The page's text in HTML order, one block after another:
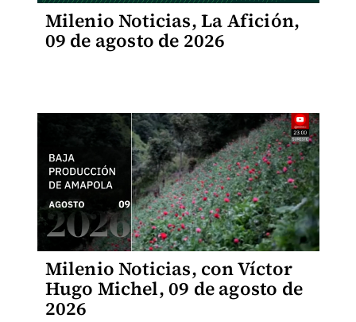
Milenio Noticias, La Afición,
09 de agosto de 2026
Milenio Noticias, con Víctor
Hugo Michel, 09 de agosto de
2026